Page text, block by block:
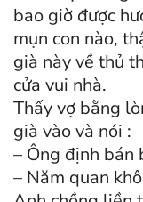
bao giờ được
mụn con nào,
già này về thủ
cửa vui nhà.
Thấy vợ bằng
già vào và nói :
– Ông định bán
– Năm quan